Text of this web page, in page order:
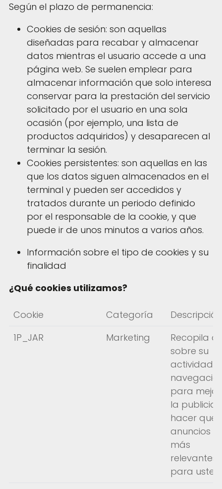
Según el plazo de permanencia:
Cookies de sesión: son aquellas
diseñadas para recabar y almacenar
datos mientras el usuario accede a una
página web. Se suelen emplear para
almacenar información que solo interesa
conservar para la prestación del servicio
solicitado por el usuario en una sola
ocasión (por ejemplo, una lista de
productos adquiridos) y desaparecen al
terminar la sesión.
Cookies persistentes: son aquellas en las
que los datos siguen almacenados en el
terminal y pueden ser accedidos y
tratados durante un periodo definido
por el responsable de la cookie, y que
puede ir de unos minutos a varios años.
Información sobre el tipo de cookies y su
finalidad
¿Qué cookies utilizamos?
Cookie Categoría
Descripción
1P_JAR
Marketing
Recopila
sobre su
actividad
para
la
hacer que
anuncios
más
relevantes
para usted.